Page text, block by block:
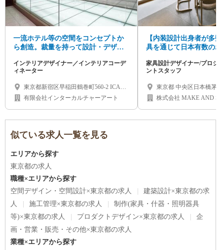
一流ホテル等の空間をコンセプトか
ら創造。裁量を持って設計・デザイ
インテリアデザイナー／インテリアコーデ
ィネーター
東京都新宿区早稲田鶴巻町560-2 ICAビ
ル3F
有限会社インターカルチャーアート
【内装設計出身者が多
具を通じて日本有数の
家具設計デザイナー/プロジ
ントスタッフ
東京都 中央区日本橋茅
株式会社 MAKE AND
似ている求人一覧を見る
エリアから探す
東京都の求人
職種×エリアから探す
空間デザイン・空間設計×東京都の求人
建築設計×東京都の求
人
施工管理×東京都の求人
制作(家具・什器・照明器具
等)×東京都の求人
プロダクトデザイン×東京都の求人
企
画・営業・販売・その他×東京都の求人
業種×エリアから探す